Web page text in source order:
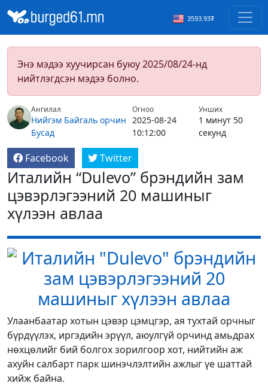
3593.93₮
Энэ мэдээ хуучирсан буюу 2025/08/24-нд
нийтлэгдсэн мэдээ болно.
Ангилал
Нийгэм Байгаль орчин
Бусад
Огноо
2025-08-24
10:12:00
Унших
1 минут 50
секунд
Facebook Twitter
Италийн “Dulevo” брэндийн зам
цэвэрлэгээний 20 машиныг
хүлээн авлаа
Улаанбаатар хотын цэвэр цэмцгэр, ая тухтай орчныг
бүрдүүлэх, иргэдийн эрүүл, аюулгүй орчинд амьдрах
нөхцөлийг бий болгох зорилгоор хот, нийтийн аж
ахуйн салбарт парк шинэчлэлтийн ажлыг үе шаттай
хийж байна.